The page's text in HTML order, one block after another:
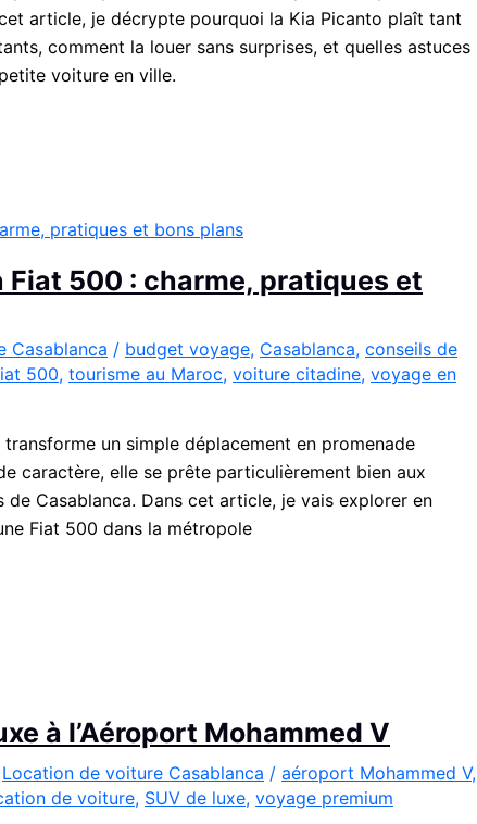
article, je décrypte pourquoi la Kia Picanto plaît tant
comment la louer sans surprises, et quelles astuces
voiture en ville.
Fiat 500 : charme, pratiques et
Casablanca / budget voyage, Casablanca, conseils de
500, tourisme au Maroc, voiture citadine, voyage en
un simple déplacement en promenade
caractère, elle se prête particulièrement bien aux
Casablanca. Dans cet article, je vais explorer en
Fiat 500 dans la métropole
à l’Aéroport Mohammed V
Location de voiture Casablanca / aéroport Mohammed V,
de voiture, SUV de luxe, voyage premium